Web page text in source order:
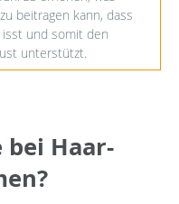
beitragen kann, dass
isst und somit den
unterstützt.
Haar-